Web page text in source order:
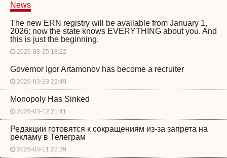
News
The new ERN registry will be available from January 1,
2026: now the state knows EVERYTHING about you. And
this is just the beginning.
2026-03-25 18:22
Governor Igor Artamonov has become a recruiter
2026-03-23 22:49
Monopoly Has Sinked
2026-03-12 21:41
Редакции готовятся к сокращениям из-за запрета на
рекламу в Телеграм
2026-03-11 22:39